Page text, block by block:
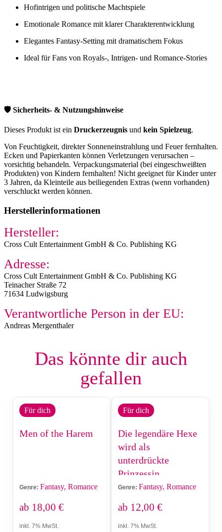
Hofintrigen und politische Machtspiele
Emotionale Romance mit klarer Charakterentwicklung
Elegantes Fantasy-Setting mit dramatischem Fokus
Ideal für Fans von Royals-, Intrigen- und Romance-Stories
🛡️ Sicherheits- & Nutzungshinweise
Dieses Produkt ist ein Druckerzeugnis und kein Spielzeug.
Von Feuchtigkeit, direkter Sonneneinstrahlung und Feuer fernhalten.
Ecken und Papierkanten können Verletzungen verursachen –
vorsichtig behandeln. Verpackungsmaterial (bei eingeschweißten
Produkten) von Kindern fernhalten! Nicht geeignet für Kinder unter
3 Jahren, da Kleinteile aus beiliegenden Extras (wenn vorhanden)
verschluckt werden können.
Herstellerinformationen
Hersteller:
Cross Cult Entertainment GmbH & Co. Publishing KG
Adresse:
Cross Cult Entertainment GmbH & Co. Publishing KG
Teinacher Straße 72​
71634 Ludwigsburg
Verantwortliche Person in der EU:
Andreas Mergenthaler
Das könnte dir auch
gefallen
Für dich
Men of the Harem
Genre: Fantasy, Romance
ab 18,00 €
inkl. 7% MwSt.
Für dich
Die legendäre Hexe
wird als
unterdrückte
Prinzessin
wiedergeboren
Genre: Fantasy, Romance
ab 12,00 €
inkl. 7% MwSt.